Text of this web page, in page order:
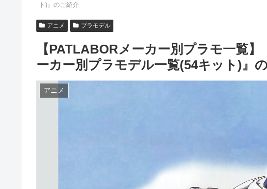
ト)』のご紹介
アニメ プラモデル
【PATLABORメーカー別プラモ一覧
ーカー別プラモデル一覧(54キット)』
アニメ